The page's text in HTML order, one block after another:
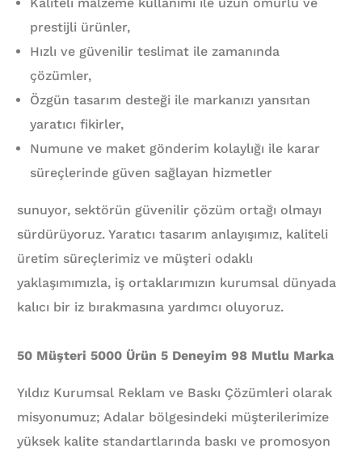
Kaliteli malzeme kullanımı ile uzun ömürlü ve
prestijli ürünler,
Hızlı ve güvenilir teslimat ile zamanında
çözümler,
Özgün tasarım desteği ile markanızı yansıtan
yaratıcı fikirler,
Numune ve maket gönderim kolaylığı ile karar
süreçlerinde güven sağlayan hizmetler
sunuyor, sektörün güvenilir çözüm ortağı olmayı
sürdürüyoruz. Yaratıcı tasarım anlayışımız, kaliteli
üretim süreçlerimiz ve müşteri odaklı
yaklaşımımızla, iş ortaklarımızın kurumsal dünyada
kalıcı bir iz bırakmasına yardımcı oluyoruz.
50 Müşteri 5000 Ürün 5 Deneyim 98 Mutlu Marka
Yıldız Kurumsal Reklam ve Baskı Çözümleri olarak
misyonumuz; Adalar bölgesindeki müşterilerimize
yüksek kalite standartlarında baskı ve promosyon